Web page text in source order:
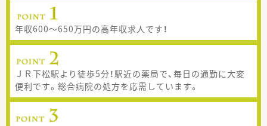
年収600～650万円の高年収求人です！
ＪＲ下松駅より徒歩5分！駅近の薬局で、毎日の通勤に大変
便利です。総合病院の処方を応需しています。